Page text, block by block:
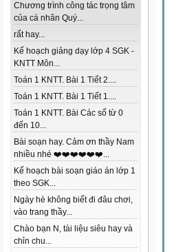
Chương trình công tác trọng tâm
của cá nhân Quý...
rất hay...
Kế hoạch giảng dạy lớp 4 SGK -
KNTT Môn...
Toán 1 KNTT. Bài 1 Tiết 2....
Toán 1 KNTT. Bài 1 Tiết 1....
Toán 1 KNTT. Bài Các số từ 0
đến 10...
Bài soạn hay. Cảm ơn thầy Nam
nhiều nhé ❤️❤️❤️❤️❤️❤️...
Kế hoạch bài soạn giáo án lớp 1
theo SGK...
Ngày hè không biết đi đâu chơi,
vào trang thầy...
Chào bạn N, tài liệu siêu hay và
chỉn chu...